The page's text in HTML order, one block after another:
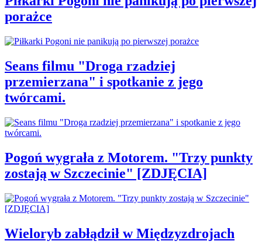
porażce
Seans filmu "Droga rzadziej
przemierzana" i spotkanie z jego
twórcami.
Pogoń wygrała z Motorem. "Trzy punkty
zostają w Szczecinie" [ZDJĘCIA]
Wieloryb zabłądził w Międzyzdrojach